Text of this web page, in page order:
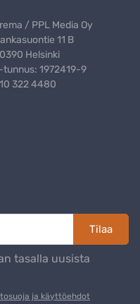
/ PPL Media Oy
11 B
Helsinki
tunnus: 1972419-9
322 4480
Tilaa
tasalla uusista
ja käyttöehdot